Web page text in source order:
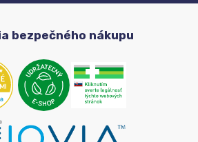
bezpečného nákupu